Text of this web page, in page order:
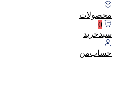
محصولات
0
سبد‌خرید
حساب‌من